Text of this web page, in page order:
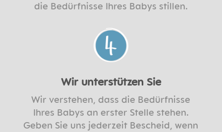
die Bedürfnisse Ihres Babys stillen.
Wir unterstützen Sie
Wir verstehen, dass die Bedürfnisse
Ihres Babys an erster Stelle stehen.
Geben Sie uns jederzeit Bescheid, wenn